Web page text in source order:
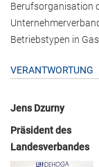
Berufsorganisation
Betriebstypen in
VERANTWORTUNG
Jens Dzurny
Präsident des
Landesverbandes